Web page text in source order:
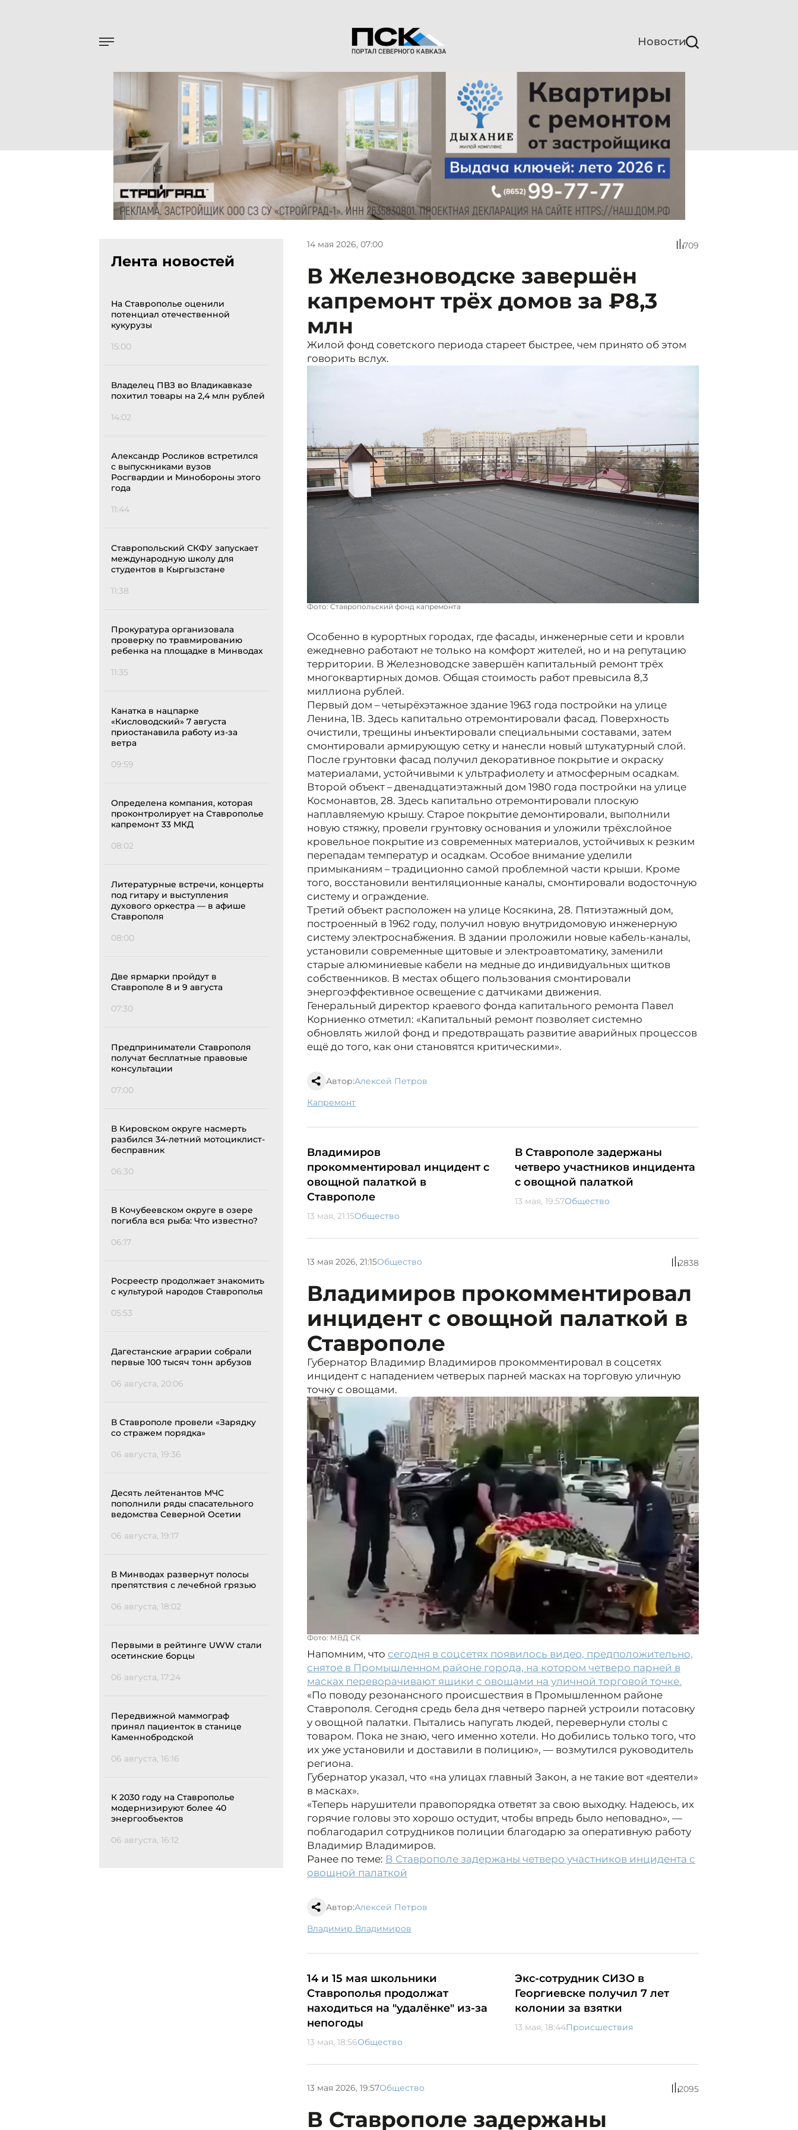
Новости
Лента новостей
На Ставрополье оценили
потенциал отечественной
кукурузы
15:00
Владелец ПВЗ во Владикавказе
похитил товары на 2,4 млн рублей
14:02
Александр Росликов встретился
с выпускниками вузов
Росгвардии и Минобороны этого
года
11:44
Ставропольский СКФУ запускает
международную школу для
студентов в Кыргызстане
11:38
Прокуратура организовала
проверку по травмированию
ребенка на площадке в Минводах
11:35
Канатка в нацпарке
«Кисловодский» 7 августа
приостанавила работу из-за
ветра
09:59
Определена компания, которая
проконтролирует на Ставрополье
капремонт 33 МКД
08:02
Литературные встречи, концерты
под гитару и выступления
духового оркестра — в афише
Ставрополя
08:00
Две ярмарки пройдут в
Ставрополе 8 и 9 августа
07:30
Предприниматели Ставрополя
получат бесплатные правовые
консультации
07:00
В Кировском округе насмерть
разбился 34-летний мотоциклист-
бесправник
06:30
В Кочубеевском округе в озере
погибла вся рыба: Что известно?
06:17
Росреестр продолжает знакомить
с культурой народов Ставрополья
05:53
Дагестанские аграрии собрали
первые 100 тысяч тонн арбузов
06 августа, 20:06
В Ставрополе провели «Зарядку
со стражем порядка»
06 августа, 19:36
Десять лейтенантов МЧС
пополнили ряды спасательного
ведомства Северной Осетии
06 августа, 19:17
В Минводах развернут полосы
препятствия с лечебной грязью
06 августа, 18:02
Первыми в рейтинге UWW стали
осетинские борцы
06 августа, 17:24
Передвижной маммограф
принял пациенток в станице
Каменнобродской
06 августа, 16:16
К 2030 году на Ставрополье
модернизируют более 40
энергообъектов
06 августа, 16:12
14 мая 2026, 07:00 709
В Железноводске завершён
капремонт трёх домов за ₽8,3
млн
Жилой фонд советского периода стареет быстрее, чем принято об этом
говорить вслух.
Фото: Ставропольский фонд капремонта
Особенно в курортных городах, где фасады, инженерные сети и кровли
ежедневно работают не только на комфорт жителей, но и на репутацию
территории. В Железноводске завершён капитальный ремонт трёх
многоквартирных домов. Общая стоимость работ превысила 8,3
миллиона рублей.
Первый дом – четырёхэтажное здание 1963 года постройки на улице
Ленина, 1В. Здесь капитально отремонтировали фасад. Поверхность
очистили, трещины инъектировали специальными составами, затем
смонтировали армирующую сетку и нанесли новый штукатурный слой.
После грунтовки фасад получил декоративное покрытие и окраску
материалами, устойчивыми к ультрафиолету и атмосферным осадкам.
Второй объект – двенадцатиэтажный дом 1980 года постройки на улице
Космонавтов, 28. Здесь капитально отремонтировали плоскую
наплавляемую крышу. Старое покрытие демонтировали, выполнили
новую стяжку, провели грунтовку основания и уложили трёхслойное
кровельное покрытие из современных материалов, устойчивых к резким
перепадам температур и осадкам. Особое внимание уделили
примыканиям – традиционно самой проблемной части крыши. Кроме
того, восстановили вентиляционные каналы, смонтировали водосточную
систему и ограждение.
Третий объект расположен на улице Косякина, 28. Пятиэтажный дом,
построенный в 1962 году, получил новую внутридомовую инженерную
систему электроснабжения. В здании проложили новые кабель-каналы,
установили современные щитовые и электроавтоматику, заменили
старые алюминиевые кабели на медные до индивидуальных щитков
собственников. В местах общего пользования смонтировали
энергоэффективное освещение с датчиками движения.
Генеральный директор краевого фонда капитального ремонта Павел
Корниенко отметил: «Капитальный ремонт позволяет системно
обновлять жилой фонд и предотвращать развитие аварийных процессов
ещё до того, как они становятся критическими».
Автор:Алексей Петров
капремонт
Владимиров
прокомментировал инцидент с
овощной палаткой в
Ставрополе
13 мая, 21:15Общество
В Ставрополе задержаны
четверо участников инцидента
с овощной палаткой
13 мая, 19:57Общество
13 мая 2026, 21:15Общество 2838
Владимиров прокомментировал
инцидент с овощной палаткой в
Ставрополе
Губернатор Владимир Владимиров прокомментировал в соцсетях
инцидент с нападением четверых парней масках на торговую уличную
точку с овощами.
Фото: МВД СК
Напомним, что сегодня в соцсетях появилось видео, предположительно,
снятое в Промышленном районе города, на котором четверо парней в
масках переворачивают ящики с овощами на уличной торговой точке.
«По поводу резонансного происшествия в Промышленном районе
Ставрополя. Сегодня средь бела дня четверо парней устроили потасовку
у овощной палатки. Пытались напугать людей, перевернули столы с
товаром. Пока не знаю, чего именно хотели. Но добились только того, что
их уже установили и доставили в полицию», — возмутился руководитель
региона.
Губернатор указал, что «на улицах главный Закон, а не такие вот «деятели»
в масках».
«Теперь нарушители правопорядка ответят за свою выходку. Надеюсь, их
горячие головы это хорошо остудит, чтобы впредь было неповадно», —
поблагодарил сотрудников полиции благодарю за оперативную работу
Владимир Владимиров.
Ранее по теме: В Ставрополе задержаны четверо участников инцидента с
овощной палаткой
Автор:Алексей Петров
Владимир Владимиров
14 и 15 мая школьники
Ставрополья продолжат
находиться на "удалёнке" из-за
непогоды
13 мая, 18:56Общество
Экс-сотрудник СИЗО в
Георгиевске получил 7 лет
колонии за взятки
13 мая, 18:44Происшествия
13 мая 2026, 19:57Общество 2095
В Ставрополе задержаны